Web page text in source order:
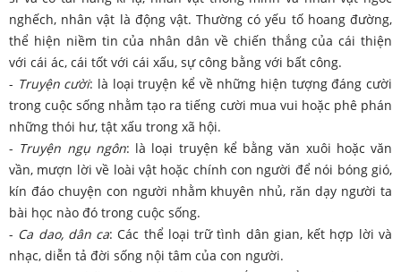
nghếch, nhân vật là động vật. Thường có yếu tố hoang đường,
thể hiện niềm tin của nhân dân về chiến thắng của cái thiện
với cái ác, cái tốt với cái xấu, sự công bằng với bất công.
- Truyện cười: là loại truyện kể về những hiện tượng đáng cười
trong cuộc sống nhằm tạo ra tiếng cười mua vui hoặc phê phán
những thói hư, tật xấu trong xã hội.
- Truyện ngụ ngôn: là loại truyện kể bằng văn xuôi hoặc văn
vần, mượn lời về loài vật hoặc chính con người để nói bóng gió,
kín đáo chuyện con người nhằm khuyên nhủ, răn dạy người ta
bài học nào đó trong cuộc sống.
- Ca dao, dân ca: Các thể loại trữ tình dân gian, kết hợp lời và
nhạc, diễn tả đời sống nội tâm của con người.